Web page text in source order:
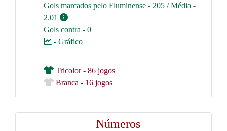
Gols marcados pelo Fluminense - 205 / Média -
2.01
Gols contra - 0
- Gráfico
Tricolor - 86 jogos
Branca - 16 jogos
Números